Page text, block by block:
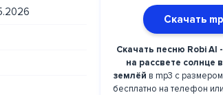
Скачать
Скачать песню Robi AI
на рассвете солнце
землёй в mp3 с
бесплатно на телефон